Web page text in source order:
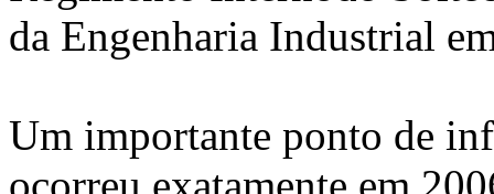
da Engenharia Industrial
Um importante ponto de
ocorreu exatamente em